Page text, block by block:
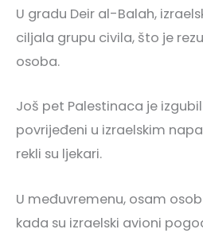
U gradu Deir al-Balah,
ciljala grupu civila, što je
osoba.
Još pet Palestinaca je
povrijeđeni u izraelskim
rekli su ljekari.
U međuvremenu, osam
kada su izraelski avioni